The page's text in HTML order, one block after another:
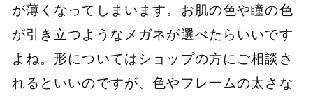
が薄くなってしまいます。お肌の色や瞳の色
が引き立つようなメガネが選べたらいいです
よね。形についてはショップの方にご相談さ
れるといいのですが、色やフレームの太さな